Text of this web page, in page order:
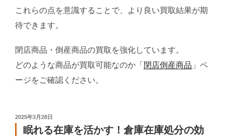
これらの点を意識することで、より良い買取結果が期
待できます。
閉店商品・倒産商品の買取を強化しています。
どのような商品が買取可能なのか「 閉店倒産商品 」ペ
ージをご確認ください。
投
2025年3月28日
眠れる在庫を活かす！倉庫在庫処分の効